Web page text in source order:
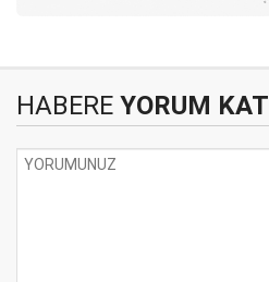
HABERE YORUM KAT